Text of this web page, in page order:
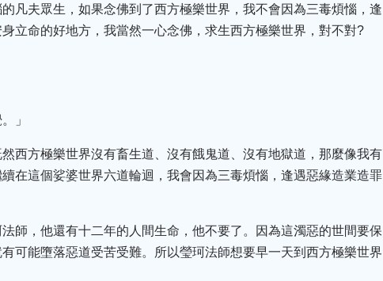
凡夫眾生，如果念佛到了西方極樂世界，我不會因為三毒煩惱，逢
立命的好地方，我當然一心念佛，求生西方極樂世界，對不對?
」
西方極樂世界沒有畜生道、沒有餓鬼道、沒有地獄道，那麼像我有
在這個娑婆世界六道輪迴，我會因為三毒煩惱，逢遇惡緣造業造罪
師，他還有十二年的人間生命，他不要了。因為這濁惡的世間要保
可能墮落惡道受苦受難。所以瑩珂法師想要早一天到西方極樂世界